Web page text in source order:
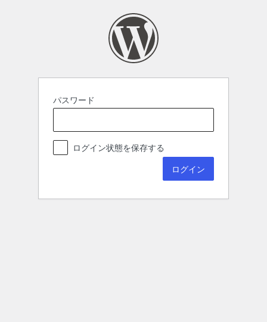
パスワード
ログイン状態を保存する